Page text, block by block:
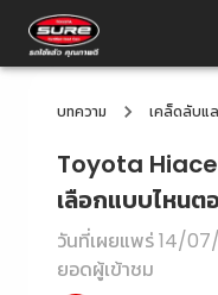
บทความ เคล็ดลับแ
Toyota Hiace
เลือกแบบไหนต
วันที่เผยแพร่14/
ยอดผู้เข้าชม